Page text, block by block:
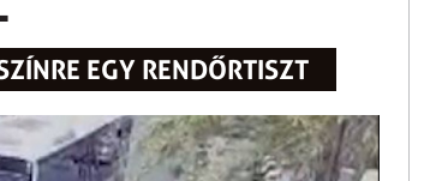
EGY RENDŐRTISZT